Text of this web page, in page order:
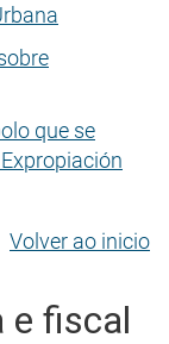
que se
Volver ao inicio
e fiscal